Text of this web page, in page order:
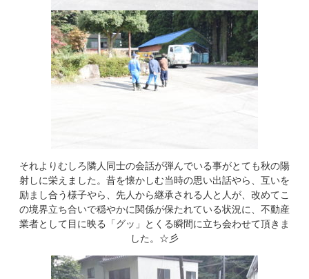
それよりむしろ隣人同士の会話が弾んでいる事がとても秋の陽
射しに栄えました。昔を懐かしむ当時の思い出話やら、互いを
励まし合う様子やら、先人から継承される人と人が、改めてこ
の境界立ち合いで穏やかに関係が保たれている状況に、不動産
業者として目に映る「グッ」とくる瞬間に立ち会わせて頂きま
した。☆彡